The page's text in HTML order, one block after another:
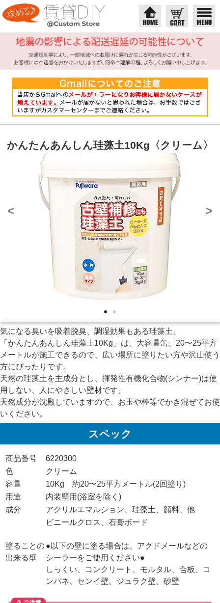
かんたんあんしん珪藻土10Kg〈クリーム〉
< >
気になる臭いを吸着脱臭、調湿効果もある珪藻土。
「かんたんあんしん珪藻土10Kg」は、大容量缶。20〜25平方
メートルが施工できるので、広い場所に塗りたい方や沢山使う
方にぴったりです。
天然の珪藻土を主成分とし、揮発性有機化合物(シンナー)は使
用しない、人にやさしい壁材です。
天然成分が沈殿していますので、お玉や棒等でかき混ぜてお使
いください。
スペック
商品番号
6220300
色
クリーム
容量
10Kg 約20〜25平方メートル(2回塗り)
用途
内装壁用(浴室を除く)
成分
アクリルエマルション、珪藻土、顔料、他
塗ることの
出来る壁
ビニールクロス、石膏ボード
●以下の壁に塗る場合は、アクドメールなどの
シーラーをご使用ください●
しっくい、コンクリート、モルタル、合板、コ
ンパネ、センイ壁、ジュラク壁、砂壁